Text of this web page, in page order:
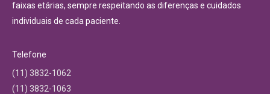
faixas etárias, sempre respeitando as diferenças e cuidados
individuais de cada paciente.
Telefone
(11) 3832-1062
(11) 3832-1063